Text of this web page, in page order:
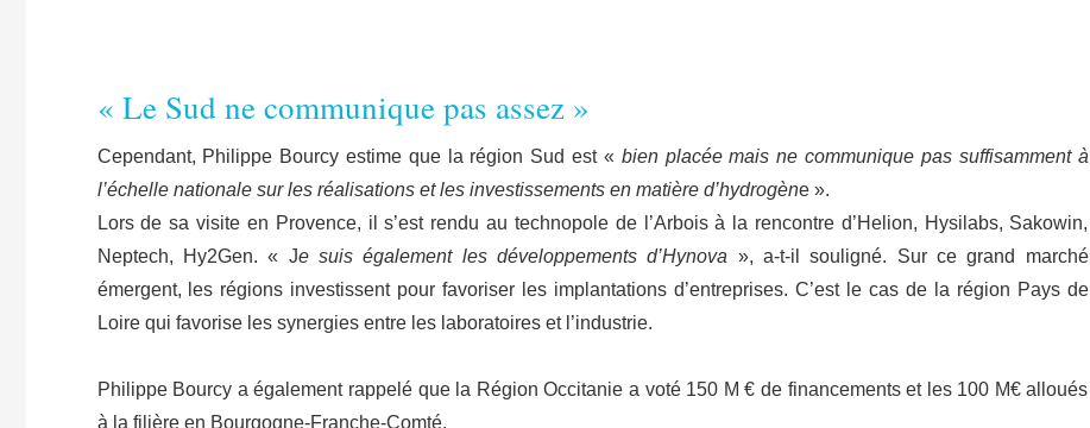
« Le Sud ne communique pas assez »
Cependant, Philippe Bourcy estime que la région Sud est « bien placée mais ne communique pas suffisamment à
l’échelle nationale sur les réalisations et les investissements en matière d’hydrogène ».
Lors de sa visite en Provence, il s’est rendu au technopole de l’Arbois à la rencontre d’Helion, Hysilabs, Sakowin,
Neptech, Hy2Gen. « Je suis également les développements d’Hynova », a-t-il souligné. Sur ce grand marché
émergent, les régions investissent pour favoriser les implantations d’entreprises. C’est le cas de la région Pays de
Loire qui favorise les synergies entre les laboratoires et l’industrie.
Philippe Bourcy a également rappelé que la Région Occitanie a voté 150 M € de financements et les 100 M€ alloués
à la filière en Bourgogne-Franche-Comté.